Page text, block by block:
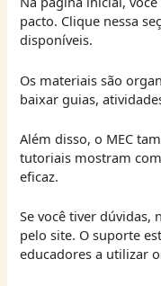
pacto. Clique nessa
disponíveis.
Os materiais são
baixar guias,
Além disso, o MEC
tutoriais mostram
eficaz.
Se você tiver dúvidas,
pelo site. O suporte
educadores a utilizar